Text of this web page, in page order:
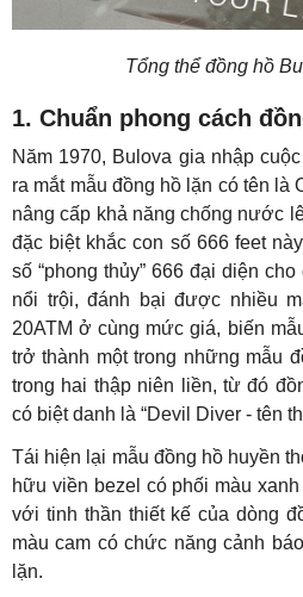
Tổng thể đồng hồ
1. Chuẩn phong cách
Năm 1970, Bulova gia nhập
ra mắt mẫu đồng hồ lặn có tên là
nâng cấp khả năng chống nước
đặc biệt khắc con số 666 feet
số “phong thủy” 666 đại diện
nổi trội, đánh bại được nhiều
20ATM ở cùng mức giá, biến
trở thành một trong những mẫu
trong hai thập niên liền, từ đó
có biệt danh là “Devil Diver - tên
Tái hiện lại mẫu đồng hồ huyền
hữu viền bezel có phối màu
với tinh thần thiết kế của dòng
màu cam có chức năng cảnh
lặn.